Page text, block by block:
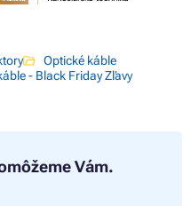
Optické káble
- Black Friday Zľavy
Vám.